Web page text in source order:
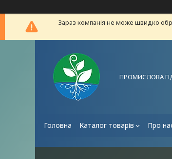
Зараз компанія не може швидко
ПРОМИСЛОВА
Головна Каталог товарів Про